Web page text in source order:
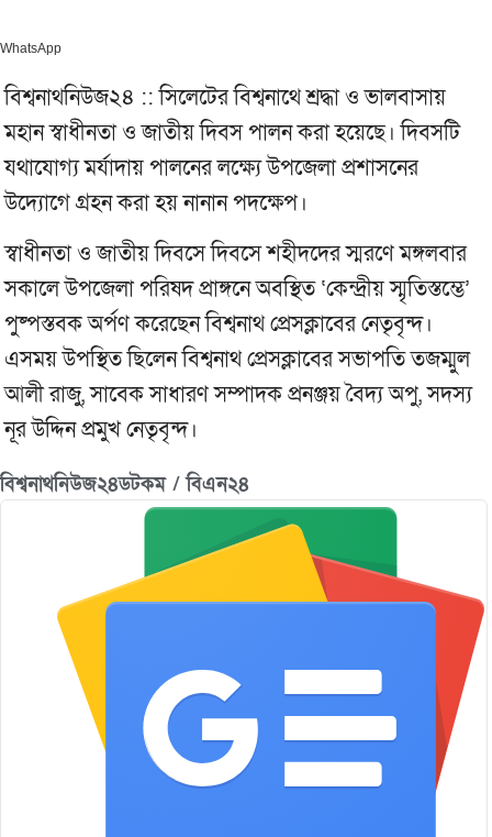
WhatsApp
বিশ্বনাথনিউজ২৪ :: সিলেটের বিশ্বনাথে শ্রদ্ধা ও ভালবাসায়
মহান স্বাধীনতা ও জাতীয় দিবস পালন করা হয়েছে। দিবসটি
যথাযোগ্য মর্যাদায় পালনের লক্ষ্যে উপজেলা প্রশাসনের
উদ্যোগে গ্রহন করা হয় নানান পদক্ষেপ।
স্বাধীনতা ও জাতীয় দিবসে দিবসে শহীদদের স্মরণে মঙ্গলবার
সকালে উপজেলা পরিষদ প্রাঙ্গনে অবস্থিত ‘কেন্দ্রীয় স্মৃতিস্তম্ভে’
পুষ্পস্তবক অর্পণ করেছেন বিশ্বনাথ প্রেসক্লাবের নেতৃবৃন্দ।
এসময় উপস্থিত ছিলেন বিশ্বনাথ প্রেসক্লাবের সভাপতি তজম্মুল
আলী রাজু, সাবেক সাধারণ সম্পাদক প্রনঞ্জয় বৈদ্য অপু, সদস্য
নূর উদ্দিন প্রমুখ নেতৃবৃন্দ।
বিশ্বনাথনিউজ২৪ডটকম / বিএন২৪